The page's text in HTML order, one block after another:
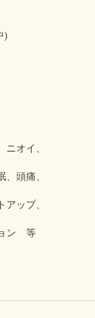
)
オイ、
頭痛、
ップ、
ョン 等